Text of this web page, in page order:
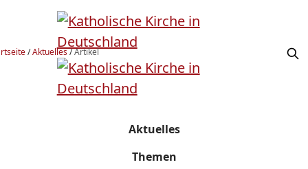
/Aktuelles/Artikel
Aktuelles
Themen